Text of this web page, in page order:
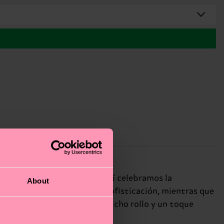
About
look de lo más chic. Aquí celebramos la
y negro derrocha sofisticación, mientras que
ideal para amigos con mucho rollo y un toque